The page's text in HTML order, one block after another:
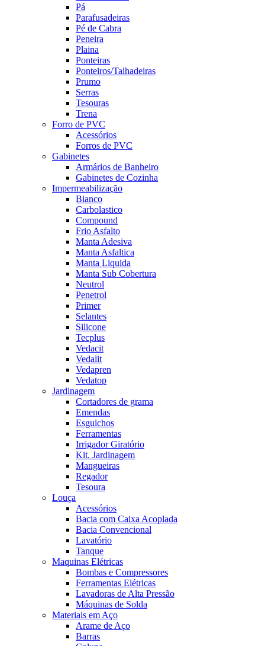
Pá
Parafusadeiras
Pé de Cabra
Peneira
Plaina
Ponteiras
Ponteiros/Talhadeiras
Prumo
Serras
Tesouras
Trena
Forro de PVC
Acessórios
Forros de PVC
Gabinetes
Armários de Banheiro
Gabinetes de Cozinha
Impermeabilização
Bianco
Carbolastico
Compound
Frio Asfalto
Manta Adesiva
Manta Asfaltica
Manta Liquida
Manta Sub Cobertura
Neutrol
Penetrol
Primer
Selantes
Silicone
Tecplus
Vedacit
Vedalit
Vedapren
Vedatop
Jardinagem
Cortadores de grama
Emendas
Esguichos
Ferramentas
Irrigador Giratório
Kit. Jardinagem
Mangueiras
Regador
Tesoura
Louça
Acessórios
Bacia com Caixa Acoplada
Bacia Convencional
Lavatório
Tanque
Maquinas Elétricas
Bombas e Compressores
Ferramentas Elétricas
Lavadoras de Alta Pressão
Máquinas de Solda
Materiais em Aço
Arame de Aço
Barras